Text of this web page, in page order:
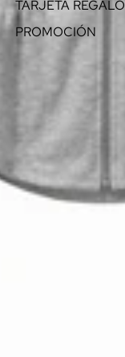
TARJETA REGALO
PROMOCIÓN